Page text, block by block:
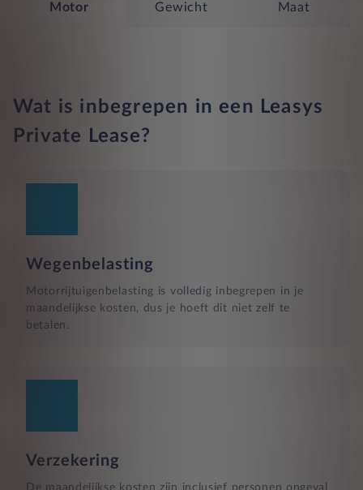
Motor Gewicht Maat
Wat is inbegrepen in een Leasys
Private Lease?
Wegenbelasting
Motorrijtuigenbelasting is volledig inbegrepen in je
maandelijkse kosten, dus je hoeft dit niet zelf te
betalen.
Verzekering
De maandelijkse kosten zijn inclusief personen ongeval